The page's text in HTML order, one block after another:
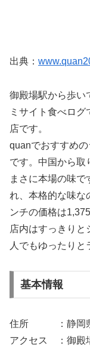
出典：
御殿場駅から歩い
ミサイト食べロ
店です。
quanでおすすめ
です。中国から取
まさに本場の味
れ、本格的な味な
ンチの価格は
店内はすっきりと
人でもゆったりと
基本情報
住所 ：静岡県
アクセス ：御殿